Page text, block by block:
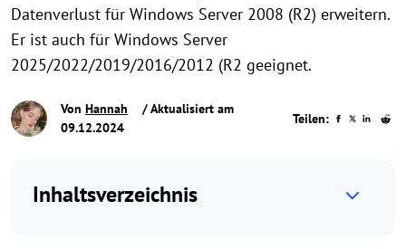
Datenverlust für Windows Server 2008 (R2) erweitern.
Er ist auch für Windows Server
2025/2022/2019/2016/2012 (R2 geeignet.
Von Hannah
/ Aktualisiert am
09.12.2024
Teilen:
Inhaltsverzeichnis